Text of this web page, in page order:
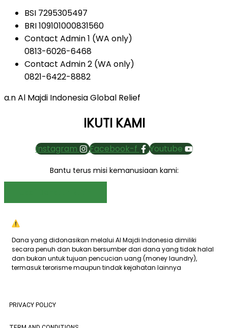
BSI 7295305497
BRI 109101000831560
Contact Admin 1 (WA only)
0813-6026-6468
Contact Admin 2 (WA only)
0821-6422-8882
a.n Al Majdi Indonesia Global Relief
IKUTI KAMI
Instagram Facebook-f Youtube
Bantu terus misi kemanusiaan kami:
Dana yang didonasikan melalui Al Majdi Indonesia dimiliki
secara penuh dan bukan bersumber dari dana yang tidak halal
dan bukan untuk tujuan pencucian uang (money laundry),
termasuk terorisme maupun tindak kejahatan lainnya
PRIVACY POLICY